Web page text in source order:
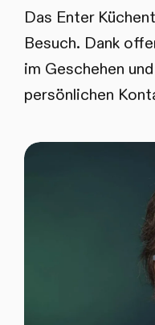
Das Enter
Besuch. Dank
im Geschehen
persönlichen